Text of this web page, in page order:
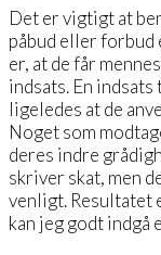
Det er vigtigt at
påbud eller forbud
er, at de får
indsats. En
ligeledes at de
Noget som
deres indre
skriver skat, men
venligt. Resultatet
kan jeg godt indgå